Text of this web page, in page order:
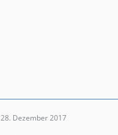
28. Dezember 2017